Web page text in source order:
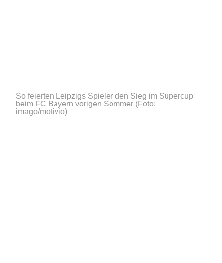
So feierten Leipzigs Spieler den Sieg im Supercup
beim FC Bayern vorigen Sommer (Foto:
imago/motivio)